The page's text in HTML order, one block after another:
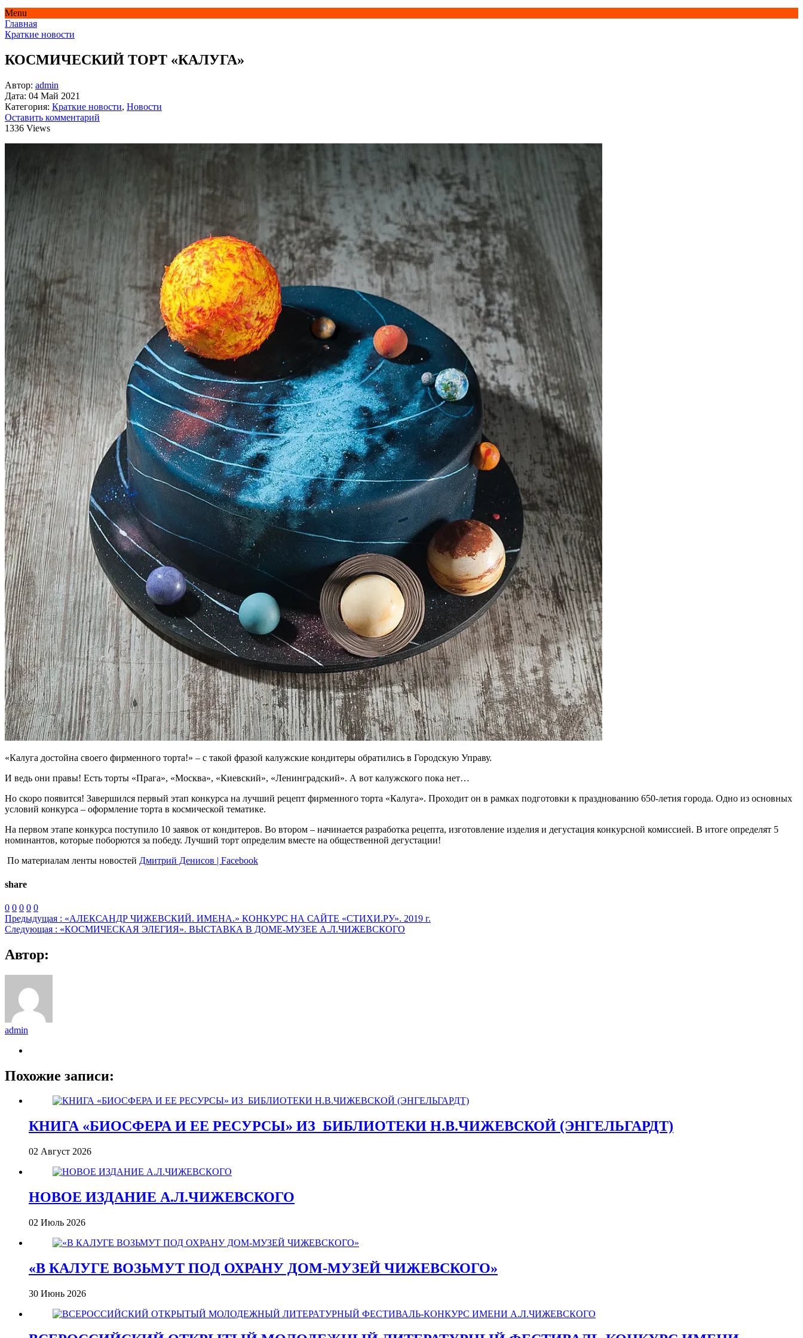
Menu
Главная
Краткие новости
КОСМИЧЕСКИЙ ТОРТ «КАЛУГА»
Автор: admin
Дата: 04 Май 2021
Категория: Краткие новости, Новости
Оставить комментарий
1336 Views
«Калуга достойна своего фирменного торта!» – с такой фразой калужские кондитеры обратились в Городскую Управу.
И ведь они правы! Есть торты «Прага», «Москва», «Киевский», «Ленинградский». А вот калужского пока нет…
Но скоро появится! Завершился первый этап конкурса на лучший рецепт фирменного торта «Калуга». Проходит он в рамках подготовки к празднованию 650-летия города. Одно из основных
условий конкурса – оформление торта в космической тематике.
На первом этапе конкурса поступило 10 заявок от кондитеров. Во втором – начинается разработка рецепта, изготовление изделия и дегустация конкурсной комиссией. В итоге определят 5
номинантов, которые поборются за победу. Лучший торт определим вместе на общественной дегустации!
По материалам ленты новостей Дмитрий Денисов | Facebook
share
0 0 0 0 0
Предыдущая : «АЛЕКСАНДР ЧИЖЕВСКИЙ. ИМЕНА.» КОНКУРС НА САЙТЕ «СТИХИ.РУ». 2019 г.
Следующая : «КОСМИЧЕСКАЯ ЭЛЕГИЯ». ВЫСТАВКА В ДОМЕ-МУЗЕЕ А.Л.ЧИЖЕВСКОГО
Автор:
admin
Похожие записи:
КНИГА «БИОСФЕРА И ЕЕ РЕСУРСЫ» ИЗ_БИБЛИОТЕКИ Н.В.ЧИЖЕВСКОЙ (ЭНГЕЛЬГАРДТ)
02 Август 2026
НОВОЕ ИЗДАНИЕ А.Л.ЧИЖЕВСКОГО
02 Июль 2026
«В КАЛУГЕ ВОЗЬМУТ ПОД ОХРАНУ ДОМ-МУЗЕЙ ЧИЖЕВСКОГО»
30 Июнь 2026